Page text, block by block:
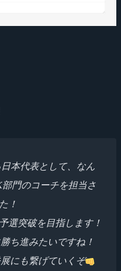
日本代表として、なん
門のコーチを担当さ
！
選突破を目指します！
ち進みたいですね！
にも繋げていくぞ